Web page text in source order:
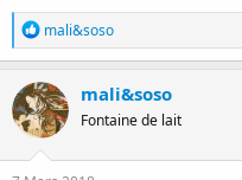
R
é
a
c
t
i
o
n
mali&soso
mali&soso
Fontaine de lait